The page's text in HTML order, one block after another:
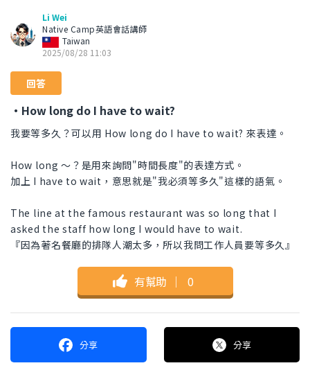
Li Wei
Native Camp英語會話講師
Taiwan
2025/08/28 11:03
回答
・How long do I have to wait?
我要等多久？可以用 How long do I have to wait? 來表達。
How long ～？是用來詢問"時間長度"的表達方式。
加上 I have to wait，意思就是"我必須等多久"這樣的語氣。
The line at the famous restaurant was so long that I
asked the staff how long I would have to wait.
『因為著名餐廳的排隊人潮太多，所以我問工作人員要等多久』
有幫助 ｜ 0
分享 分享